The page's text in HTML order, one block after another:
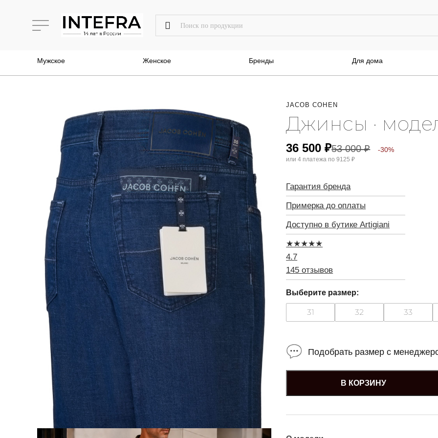
Мужское Женское Бренды Для дома
JACOB COHEN
Джинсы ·
36 500₽53 000₽ -30%
или 4 платежа по9125 ₽
Гарантия бренда
Примерка до оплаты
Доступно в бутике Artigiani
★★★★★
4.7
145 отзывов
Выберите размер:
31 32 33
Подобрать размер с
В КОРЗИНУ